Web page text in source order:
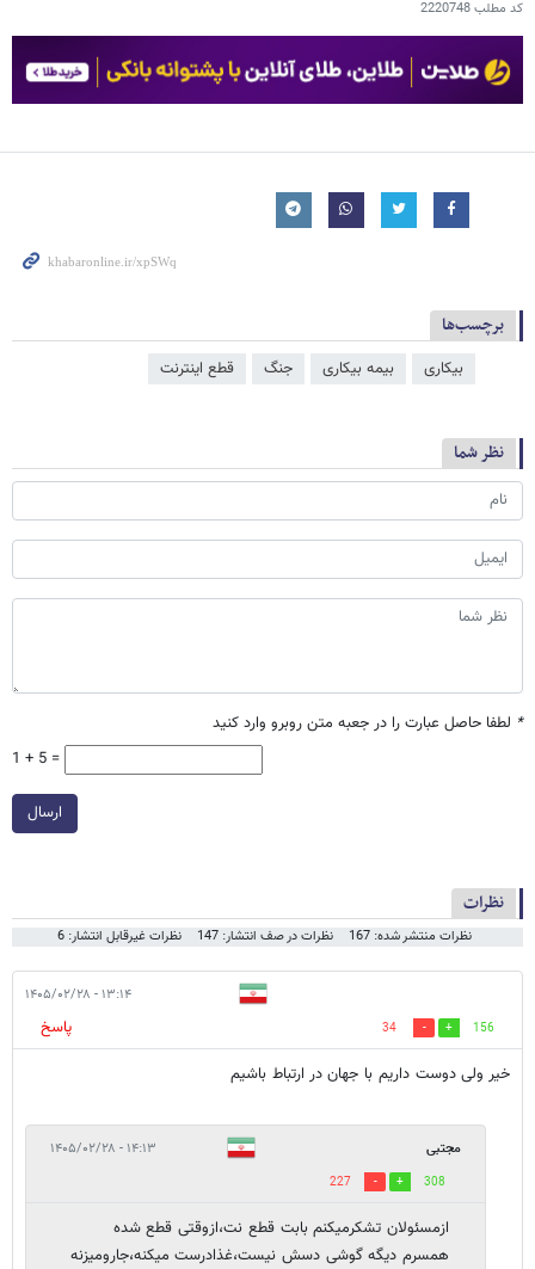
کد مطلب2220748
برچسب‌ها
بیکاری بیمه بیکاری جنگ قطع اینترنت
نظر شما
* لطفا حاصل عبارت را در جعبه متن روبرو وارد کنید
1 + 5 =
ارسال
نظرات
نظرات منتشر شده: 167 نظرات در صف انتشار: 147 نظرات غیرقابل انتشار: 6
۱۳:۱۴ - ۱۴۰۵/۰۲/۲۸
156
34
پاسخ
خیر ولی دوست داریم با جهان در ارتباط باشیم
مجتبی ۱۴:۱۳ - ۱۴۰۵/۰۲/۲۸
308
227
ازمسئولان تشکرمیکنم بابت قطع نت،ازوقتی قطع شده
همسرم دیگه گوشی دسش نیست،غذادرست میکنه،جارومیزنه